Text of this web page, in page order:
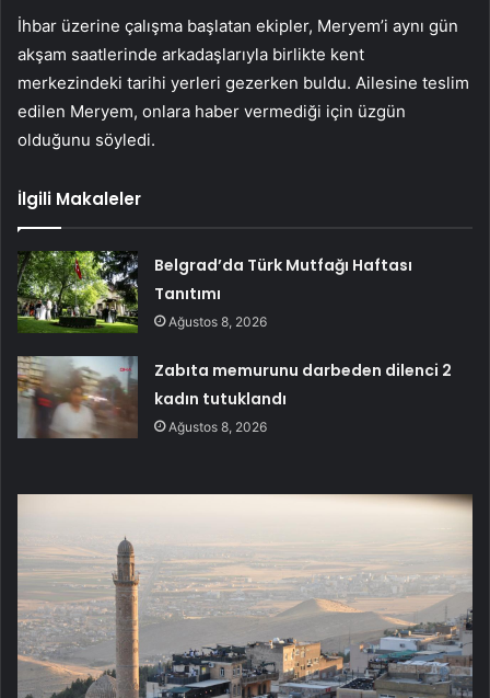
İhbar üzerine çalışma başlatan ekipler, Meryem’i aynı gün
akşam saatlerinde arkadaşlarıyla birlikte kent
merkezindeki tarihi yerleri gezerken buldu. Ailesine teslim
edilen Meryem, onlara haber vermediği için üzgün
olduğunu söyledi.
İlgili Makaleler
Belgrad’da Türk Mutfağı Haftası
Tanıtımı
Ağustos 8, 2026
Zabıta memurunu darbeden dilenci 2
kadın tutuklandı
Ağustos 8, 2026